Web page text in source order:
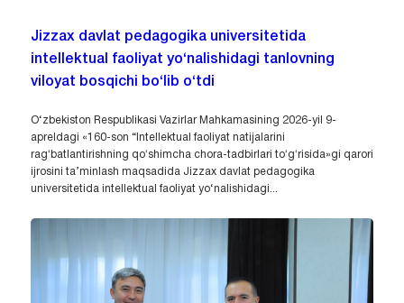
Jizzax davlat pedagogika universitetida
intellektual faoliyat yo‘nalishidagi tanlovning
viloyat bosqichi bo‘lib o‘tdi
O‘zbekiston Respublikasi Vazirlar Mahkamasining 2026-yil 9-
apreldagi «160-son “Intellektual faoliyat natijalarini
ragʻbatlantirishning qoʻshimcha chora-tadbirlari toʻgʻrisida»gi qarori
ijrosini ta’minlash maqsadida Jizzax davlat pedagogika
universitetida intellektual faoliyat yo‘nalishidagi...